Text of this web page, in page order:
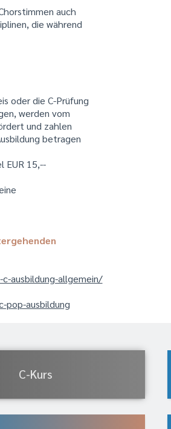
auch
die während
oder die C-Prüfung
werden vom
und zahlen
betragen
EUR 15,--
ausbildung-allgemein/
pop-ausbildung
C-Kurs